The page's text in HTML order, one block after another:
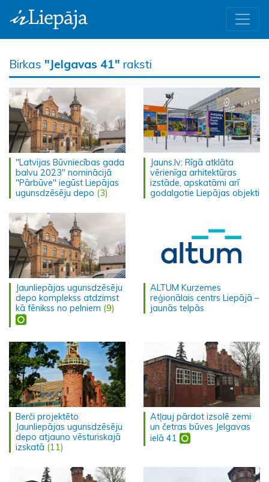
Birkas "Jelgavas 41" raksti
"Latvijas Būvniecības gada
balvu 2023" nominācijā
"Pārbūve" iegūst Liepājas
ugunsdzēsēju depo (3)
Jauns.lv: Rīgā atklāta
vērienīga arhitektūras
izstāde, apskatāmi arī
godalgotie Liepājas objekti
Jaunliepājas ugunsdzēsēju
depo komplekss atdzimst
kā fēnikss no pelniem (9)
ALTUM Kurzemes
reģionālais centrs Liepājā –
jaunās telpās
Berči projektēto
Jaunliepājas ugunsdzēsēju
depo atjauno vēsturiskajā
izskatā (11)
Atļauj pārdot izsolē zemi
un četras būves Jelgavas
ielā 41